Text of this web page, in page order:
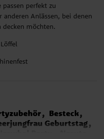
perfekt zu
anderen Anlässen, bei denen
decken möchten.
Besteck
Geburtstag
Party